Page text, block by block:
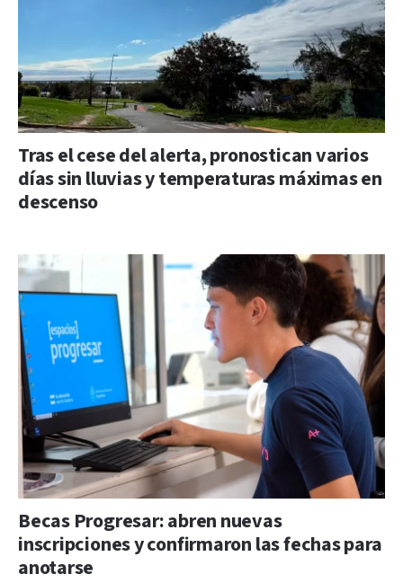
Tras el cese del alerta, pronostican varios
días sin lluvias y temperaturas máximas en
descenso
Becas Progresar: abren nuevas
inscripciones y confirmaron las fechas para
anotarse